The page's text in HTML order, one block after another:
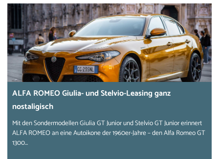
ALFA ROMEO Giulia- und Stelvio-Leasing ganz
nostaligisch
Mit den Sondermodellen Giulia GT Junior und Stelvio GT Junior erinnert
ALFA ROMEO an eine Autoikone der 1960er-Jahre – den Alfa Romeo GT
1300...